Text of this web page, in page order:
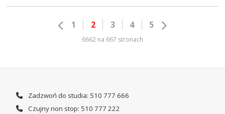
1 2 3 4 5
6662 na 667 stronach
Zadzwoń do studia: 510 777 666
Czujny non stop: 510 777 222